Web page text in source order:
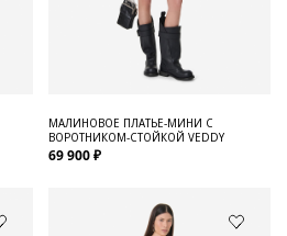
МАЛИНОВОЕ ПЛАТЬЕ-МИНИ С
ВОРОТНИКОМ-СТОЙКОЙ VEDDY
69 900 ₽